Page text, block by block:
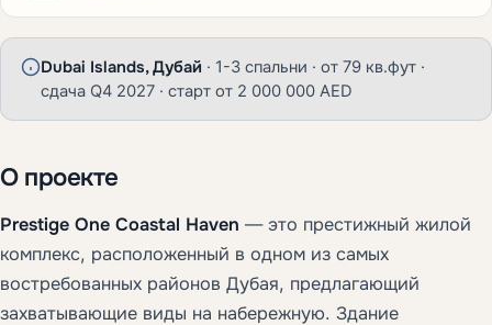
Dubai Islands, Дубай · 1-3 спальни · от 79 кв.фут ·
сдача Q4 2027 · старт от 2 000 000 AED
О проекте
Prestige One Coastal Haven — это престижный жилой
комплекс, расположенный в одном из самых
востребованных районов Дубая, предлагающий
захватывающие виды на набережную. Здание